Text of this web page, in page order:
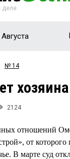
деле
№ 14
хозяина
2124
отношений
от которого
В марте суд